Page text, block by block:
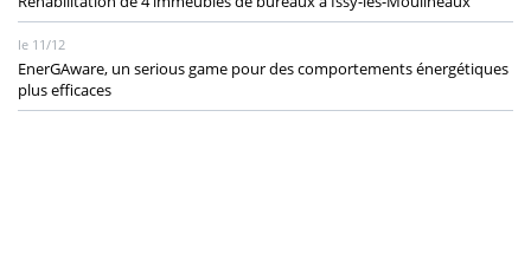
le 11/12
EnerGAware, un serious game pour des comportements énergétiques
plus efficaces